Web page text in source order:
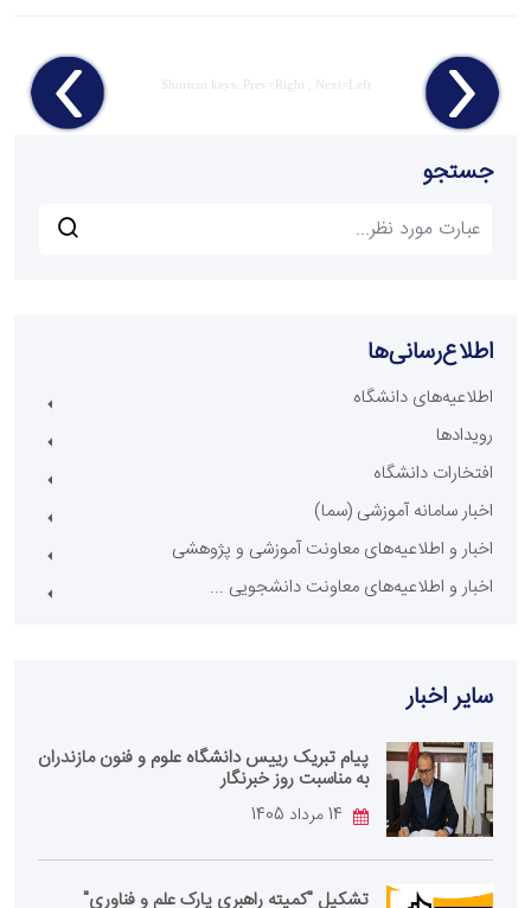
Shortcut keys: Prev=Right , Next=Left
جستجو
اطلاع‌رسانی‌ها
اطلاعیه‌های دانشگاه
رویدادها
افتخارات دانشگاه
اخبار سامانه آموزشی (سما)
اخبار و اطلاعیه‌های معاونت آموزشی و پژوهشی
اخبار و اطلاعیه‌های معاونت دانشجویی ...
سایر اخبار
پیام تبریک رییس دانشگاه علوم و فنون مازندران
به مناسبت روز خبرنگار
تشکیل "کمیته راهبری پارک علم و فناوری"